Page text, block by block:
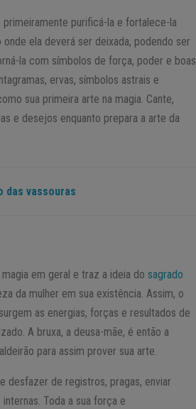
purificá-la e fortalece-la
ela deverá ser deixada, podendo ser
la com símbolos de força, poder e boas
ervas, símbolos astrais e
sua primeira arte na magia. Cante,
e desejos enquanto prepara a arte da
das vassouras
em geral e traz a ideia dosagrado
da mulher em sua existência. Assim, o
as energias, forças e resultados de
A bruxa, a deusa-mãe, é então a
para assim prover sua arte.
desfazer de registros, pragas, enviar
Toda a sua força e